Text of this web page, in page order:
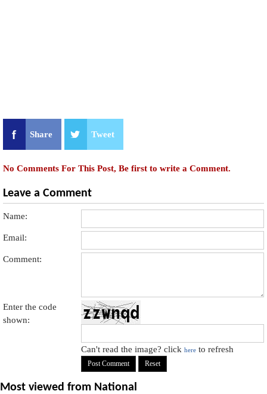
Share Tweet
No Comments For This Post, Be first to write a Comment.
Leave a Comment
Name:
Email:
Comment:
Enter the code
shown:
Can't read the image? clickhere to refresh
Most viewed from National